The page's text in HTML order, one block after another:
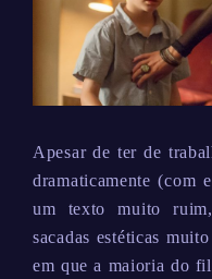
Apesar de ter de
dramaticamente (com
um texto muito
sacadas estéticas
em que a maioria do